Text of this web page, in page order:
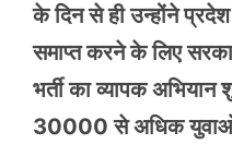
के दिन से ही उन्होंने
समाप्त करने के लिए
भर्ती का व्यापक
30000 से अधिक